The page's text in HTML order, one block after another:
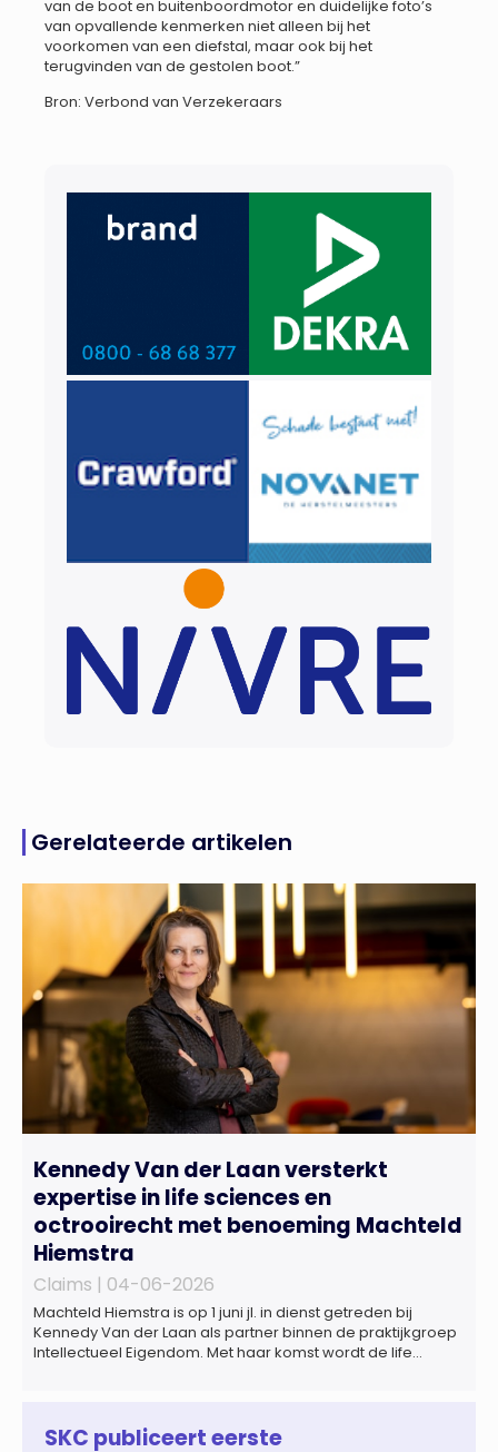
van de boot en buitenboordmotor en duidelijke foto’s
van opvallende kenmerken niet alleen bij het
voorkomen van een diefstal, maar ook bij het
terugvinden van de gestolen boot.”
Bron: Verbond van Verzekeraars
Gerelateerde artikelen
Kennedy Van der Laan versterkt
expertise in life sciences en
octrooirecht met benoeming Machteld
Hiemstra
Claims | 04-06-2026
Machteld Hiemstra is op 1 juni jl. in dienst getreden bij
Kennedy Van der Laan als partner binnen de praktijkgroep
Intellectueel Eigendom. Met haar komst wordt de life
regelgeving relevant voor de life sciences sector en de […]
SKC publiceert eerste